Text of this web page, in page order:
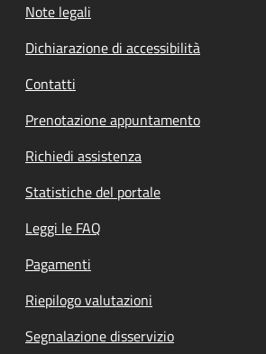
Note legali
Dichiarazione di accessibilità
Contatti
Prenotazione appuntamento
Richiedi assistenza
Statistiche del portale
Leggi le FAQ
Pagamenti
Riepilogo valutazioni
Segnalazione disservizio